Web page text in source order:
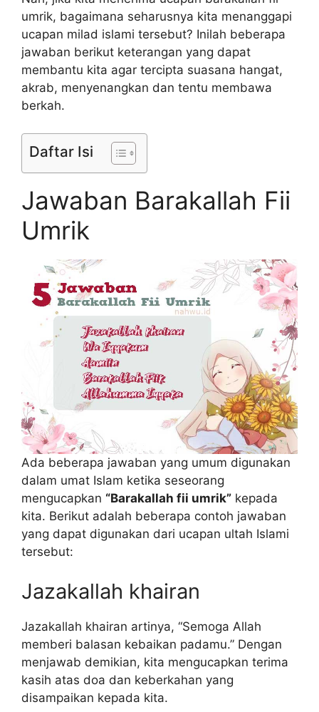
umrik, bagaimana seharusnya kita menanggapi
ucapan milad islami tersebut? Inilah beberapa
jawaban berikut keterangan yang dapat
membantu kita agar tercipta suasana hangat,
akrab, menyenangkan dan tentu membawa
berkah.
Daftar Isi
Jawaban Barakallah Fii
Umrik
Ada beberapa jawaban yang umum digunakan
dalam umat Islam ketika seseorang
mengucapkan “Barakallah fii umrik” kepada
kita. Berikut adalah beberapa contoh jawaban
yang dapat digunakan dari ucapan ultah Islami
tersebut:
Jazakallah khairan
Jazakallah khairan artinya, “Semoga Allah
memberi balasan kebaikan padamu.” Dengan
menjawab demikian, kita mengucapkan terima
kasih atas doa dan keberkahan yang
disampaikan kepada kita.